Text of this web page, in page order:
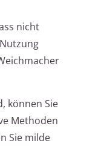
nicht
können Sie
Methoden
Sie milde